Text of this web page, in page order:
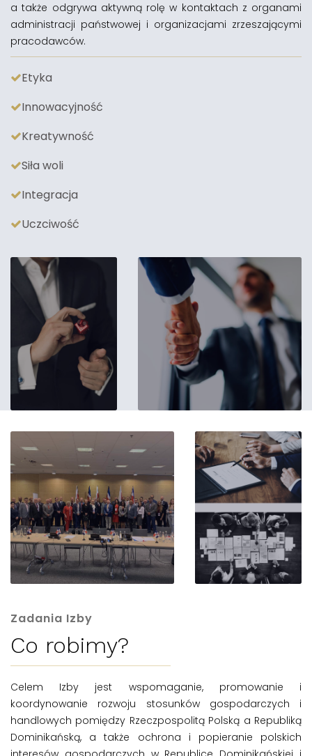
a także odgrywa aktywną rolę w kontaktach z organami
administracji państwowej i organizacjami zrzeszającymi
pracodawców.
Etyka
Innowacyjność
Kreatywność
Siła woli
Integracja
Uczciwość
Zadania Izby
Co robimy?
Celem Izby jest wspomaganie, promowanie i
koordynowanie rozwoju stosunków gospodarczych i
handlowych pomiędzy Rzeczpospolitą Polską a Republiką
Dominikańską, a także ochrona i popieranie polskich